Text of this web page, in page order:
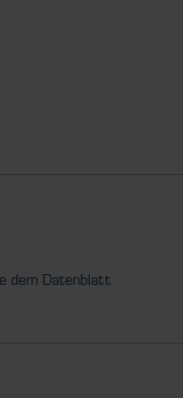
dem Datenblatt.